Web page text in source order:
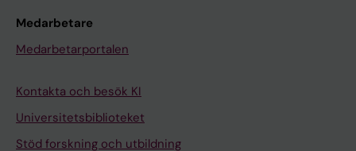
Medarbetare
Medarbetarportalen
Kontakta och besök KI
Universitetsbiblioteket
Stöd forskning och utbildning